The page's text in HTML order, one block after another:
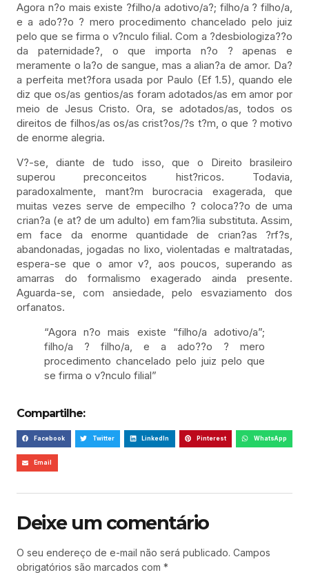
Agora n?o mais existe ?filho/a adotivo/a?; filho/a ? filho/a,
e a ado??o ? mero procedimento chancelado pelo juiz
pelo que se firma o v?nculo filial. Com a ?desbiologiza??o
da paternidade?, o que importa n?o ? apenas e
meramente o la?o de sangue, mas a alian?a de amor. Da?
a perfeita met?fora usada por Paulo (Ef 1.5), quando ele
diz que os/as gentios/as foram adotados/as em amor por
meio de Jesus Cristo. Ora, se adotados/as, todos os
direitos de filhos/as os/as crist?os/?s t?m, o que ? motivo
de enorme alegria.
V?-se, diante de tudo isso, que o Direito brasileiro
superou preconceitos hist?ricos. Todavia,
paradoxalmente, mant?m burocracia exagerada, que
muitas vezes serve de empecilho ? coloca??o de uma
crian?a (e at? de um adulto) em fam?lia substituta. Assim,
em face da enorme quantidade de crian?as ?rf?s,
abandonadas, jogadas no lixo, violentadas e maltratadas,
espera-se que o amor v?, aos poucos, superando as
amarras do formalismo exagerado ainda presente.
Aguarda-se, com ansiedade, pelo esvaziamento dos
orfanatos.
“Agora n?o mais existe “filho/a adotivo/a”;
filho/a ? filho/a, e a ado??o ? mero
procedimento chancelado pelo juiz pelo que
se firma o v?nculo filial”
Compartilhe:
Facebook Twitter LinkedIn Pinterest WhatsApp
Email
Deixe um comentário
O seu endereço de e-mail não será publicado. Campos
obrigatórios são marcados com *